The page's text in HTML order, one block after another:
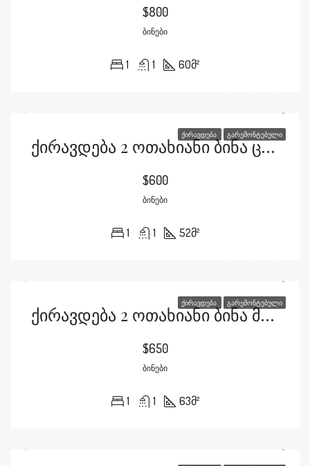
$800
ᲑᲘᲜᲔᲑᲘ
1 1 60მ²
ᲥᲘᲠᲐᲕᲓᲔᲑᲐ ᲒᲐᲠᲔᲛᲝᲜᲢᲔᲑᲣᲚᲘ
Ქირავდება 2 Ოთახიანი Ბინა Ცინცაძის Ქუჩაზე
$600
ᲑᲘᲜᲔᲑᲘ
1 1 52მ²
ᲥᲘᲠᲐᲕᲓᲔᲑᲐ ᲒᲐᲠᲔᲛᲝᲜᲢᲔᲑᲣᲚᲘ
Ქირავდება 2 Ოთახიანი Ბინა Მარიჯანის Ქუჩაზე
$650
ᲑᲘᲜᲔᲑᲘ
1 1 63მ²